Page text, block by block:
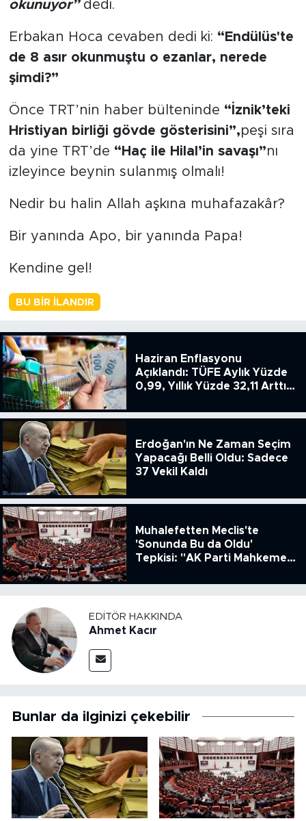
okunuyor”dedi.
Erbakan Hoca cevaben dedi ki: “Endülüs'te
de 8 asır okunmuştu o ezanlar, nerede
şimdi?”
Önce TRT’nin haber bülteninde “İznik’teki
Hristiyan birliği gövde gösterisini”,peşi sıra
da yine TRT’de “Haç ile Hilal’in savaşı”nı
izleyince beynin sulanmış olmalı!
Nedir bu halin Allah aşkına muhafazakâr?
Bir yanında Apo, bir yanında Papa!
Kendine gel!
BU BIR İLANDIR
Haziran Enflasyonu
Açıklandı: TÜFE Aylık Yüzde
0,99, Yıllık Yüzde 32,11 Arttı,
51.49
Erdoğan'ın Ne Zaman Seçim
Yapacağı Belli Oldu: Sadece
37 Vekil Kaldı
Muhalefetten Meclis'te
'Sonunda Bu da Oldu'
Tepkisi: "AK Parti Mahkeme
Kanun Çıkardı"
EDITÖR HAKKINDA
Ahmet Kacır
Bunlar da ilginizi çekebilir